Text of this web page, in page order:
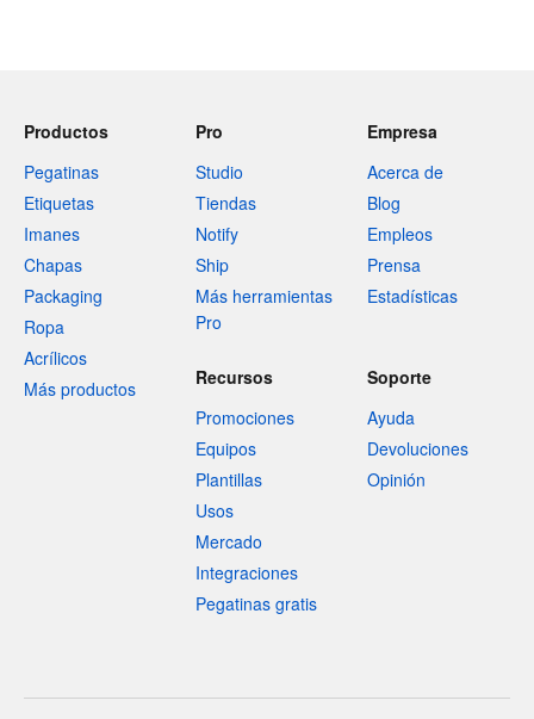
Productos
Pegatinas
Etiquetas
Imanes
Chapas
Packaging
Ropa
Acrílicos
Más productos
Pro
Studio
Tiendas
Notify
Ship
Más herramientas
Pro
Empresa
Acerca de
Blog
Empleos
Prensa
Estadísticas
Recursos
Promociones
Equipos
Plantillas
Usos
Mercado
Integraciones
Pegatinas gratis
Soporte
Ayuda
Devoluciones
Opinión